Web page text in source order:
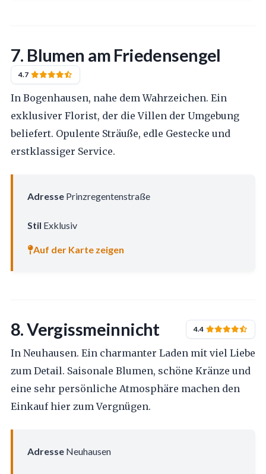
7. Blumen am Friedensengel
4.7
In Bogenhausen, nahe dem Wahrzeichen. Ein
exklusiver Florist, der die Villen der Umgebung
beliefert. Opulente Sträuße, edle Gestecke und
erstklassiger Service.
AdressePrinzregentenstraße
Stil Exklusiv
Auf der Karte zeigen
8. Vergissmeinnicht 4.4
In Neuhausen. Ein charmanter Laden mit viel Liebe
zum Detail. Saisonale Blumen, schöne Kränze und
eine sehr persönliche Atmosphäre machen den
Einkauf hier zum Vergnügen.
AdresseNeuhausen